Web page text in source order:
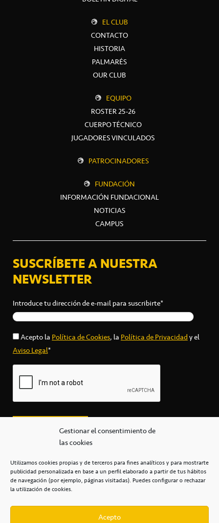
Gestionar el consentimiento de
las cookies
Utilizamos cookies propias y de terceros para fines analíticos y para mostrarte
publicidad personalizada en base a un perfil elaborado a partir de tus hábitos
de navegación (por ejemplo, páginas visitadas). Puedes configurar o rechazar
la utilización de cookies.
Acepto
EL CLUB
CONTACTO
HISTORIA
PALMARÉS
OUR CLUB
EQUIPO
ROSTER 25-26
CUERPO TÉCNICO
JUGADORES VINCULADOS
PATROCINADORES
FUNDACIÓN
INFORMACIÓN FUNDACIONAL
NOTICIAS
CAMPUS
SUSCRÍBETE A NUESTRA
NEWSLETTER
Introduce tu dirección de e-mail para suscribirte*
Acepto laPolítica de Cookies, laPolítica de Privacidady el
Aviso Legal*
secretaria@cbcanarias.es
+34 922 253 684
Casa del Deporte / 38108 – La Laguna